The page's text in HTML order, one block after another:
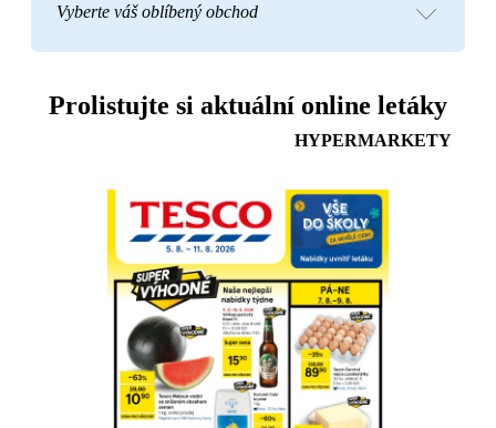
Vyberte váš oblíbený obchod
Prolistujte si aktuální online letáky
HYPERMARKETY